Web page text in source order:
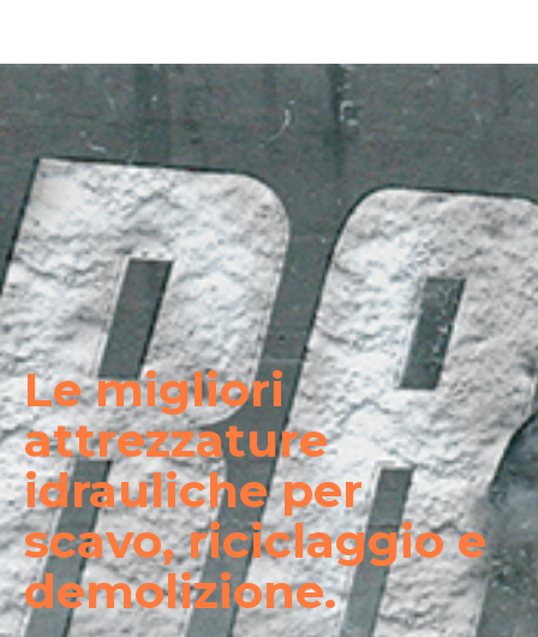
Le migliori
attrezzature
idrauliche per
scavo, riciclaggio e
demolizione.